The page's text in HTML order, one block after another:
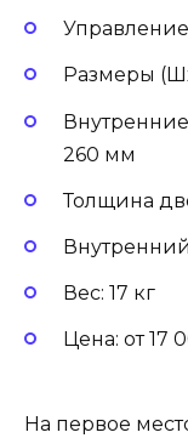
Размеры
260 мм
Толщина
Вес: 17 кг
Цена: от 17
На первое